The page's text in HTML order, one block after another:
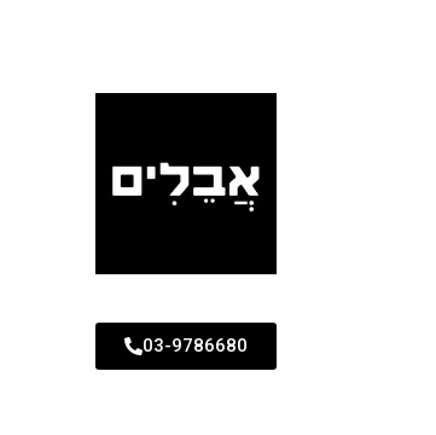
03-9786680